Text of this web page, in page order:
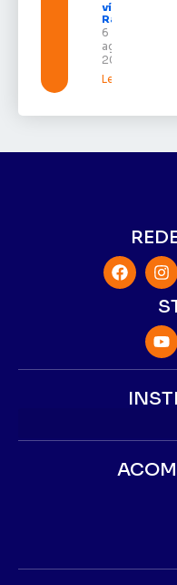
vídeo para
Randolfe
6 de
agosto de
2026
Leia mais »